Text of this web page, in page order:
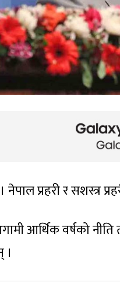
प्रहरी र सशस्त्र
आर्थिक वर्षको नीति